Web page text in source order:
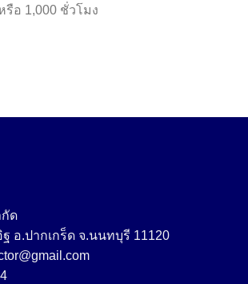
รือ 1,000 ชั่วโมง
ด
อ.ปากเกร็ด จ.นนทบุรี 11120